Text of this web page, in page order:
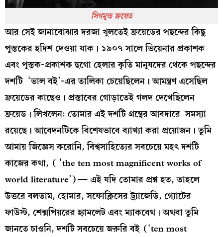
সিগমুন্ড ফ্রয়েড
আর সেই জানাবোঝার দরজা খুলতেই ফ্রয়েডের পছন্দের কিছু
পুস্তকের হদিশ দেওয়া যাক। ১৯০৭ সালে ভিয়েনার প্রকাশক
এবং পুস্তক-প্রকাশক হুগো হেলার কৃতি মানুষদের থেকে পছন্দের
দশটি ‘ভাল বই’-এর তালিকা চেয়েছিলেন। আমন্ত্রণ এসেছিল
ফ্রয়েডের কাছেও। প্রস্তাবের গোড়াতেই গলদ দেখেছিলেন
ফ্রয়েড। লিখলেন: তোমার এই দশটি গ্রন্থের আবদারে সমস্যা
রয়েছে। আবেদনটিকে বিশেষভাবে ব্যাখ্যা করা প্রয়োজন। তুমি
আমায় জিজ্ঞেস করোনি, বিশ্বসাহিত্যের সবচেয়ে মহৎ দশটি
কাজের কথা, ( ‘the ten most magnificent works of
world literature’)— এই যদি তোমার প্রশ্ন হত, তাহলে
উত্তরে বলতাম, হোমার, সফোক্লিসের ট্র্যাজেডি, গ্যোটের
ফাউস্ট, শেক্সপিয়রের হ্যামলেট এবং ম্যাকবেথ। অথবা তুমি
জানতে চাওনি, দশটি সবচেয়ে জরুরি বই (‘ten most